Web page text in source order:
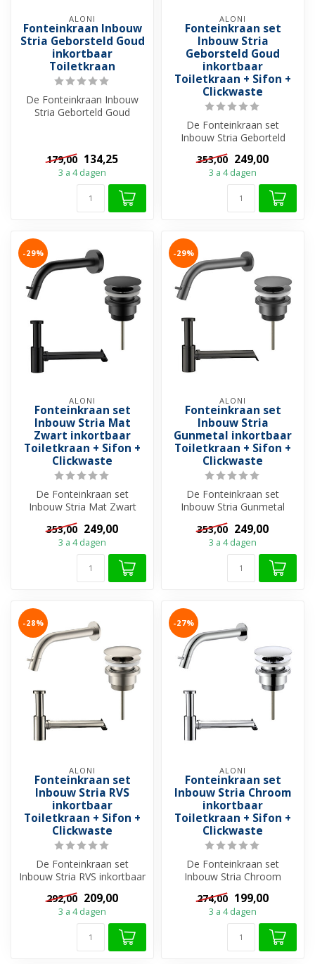
ALONI
Fonteinkraan Inbouw
Stria Geborsteld Goud
inkortbaar
Toiletkraan
De Fonteinkraan Inbouw
Stria Geborteld Goud
179,00 134,25
3 a 4 dagen
ALONI
Fonteinkraan set
Inbouw Stria
Geborsteld Goud
inkortbaar
Toiletkraan + Sifon +
Clickwaste
De Fonteinkraan set
Inbouw Stria Geborteld
Goud inkortbaar van Aloni is
dé keuze...
353,00 249,00
3 a 4 dagen
-29%
ALONI
Fonteinkraan set
Inbouw Stria Mat
Zwart inkortbaar
Toiletkraan + Sifon +
Clickwaste
De Fonteinkraan set
Inbouw Stria Mat Zwart
inkortbaar van Aloni is dé
keuze voor...
353,00 249,00
3 a 4 dagen
-29%
ALONI
Fonteinkraan set
Inbouw Stria
Gunmetal inkortbaar
Toiletkraan + Sifon +
Clickwaste
De Fonteinkraan set
Inbouw Stria Gunmetal
inkortbaar van Aloni is dé
keuze voor ...
353,00 249,00
3 a 4 dagen
-28%
ALONI
Fonteinkraan set
Inbouw Stria RVS
inkortbaar
Toiletkraan + Sifon +
Clickwaste
De Fonteinkraan set
Inbouw Stria RVS inkortbaar
een...
292,00 209,00
3 a 4 dagen
-27%
ALONI
Fonteinkraan set
Inbouw Stria Chroom
inkortbaar
Toiletkraan + Sifon +
Clickwaste
De Fonteinkraan set
Inbouw Stria Chroom
keuze voor e...
274,00 199,00
3 a 4 dagen